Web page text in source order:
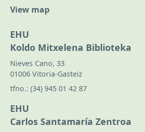
View map
EHU
Koldo Mitxelena Biblioteka
Nieves Cano, 33
01006 Vitoria-Gasteiz
tfno.: (34) 945 01 42 87
EHU
Carlos Santamaría Zentroa